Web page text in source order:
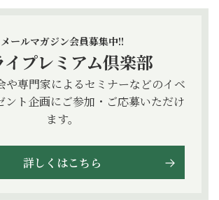
メールマガジン会員募集中!!
イプレミアム倶楽部
や専門家によるセミナーなどのイベ
ント企画にご参加・ご応募いただけ
ます。
詳しくはこちら